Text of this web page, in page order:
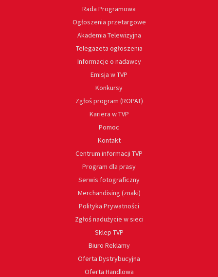
Rada Programowa
Ogłoszenia przetargowe
Akademia Telewizyjna
Telegazeta ogłoszenia
Informacje o nadawcy
Emisja w TVP
Konkursy
Zgłoś program (ROPAT)
Kariera w TVP
Pomoc
Kontakt
Centrum informacji TVP
Program dla prasy
Serwis fotograficzny
Merchandising (znaki)
Polityka Prywatności
Zgłoś nadużycie w sieci
Sklep TVP
Biuro Reklamy
Oferta Dystrybucyjna
Oferta Handlowa